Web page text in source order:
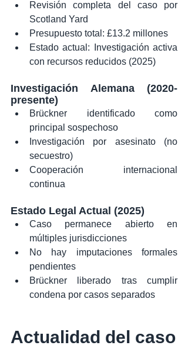
Revisión completa del caso por
Scotland Yard
Presupuesto total: £13.2 millones
Estado actual: Investigación activa
con recursos reducidos (2025)
Investigación Alemana (2020-
presente)
Brückner identificado como
principal sospechoso
Investigación por asesinato (no
secuestro)
Cooperación internacional
continua
Estado Legal Actual (2025)
Caso permanece abierto en
múltiples jurisdicciones
No hay imputaciones formales
pendientes
Brückner liberado tras cumplir
condena por casos separados
Actualidad del caso